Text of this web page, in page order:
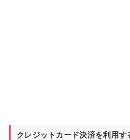
クレジットカード決済を利用す